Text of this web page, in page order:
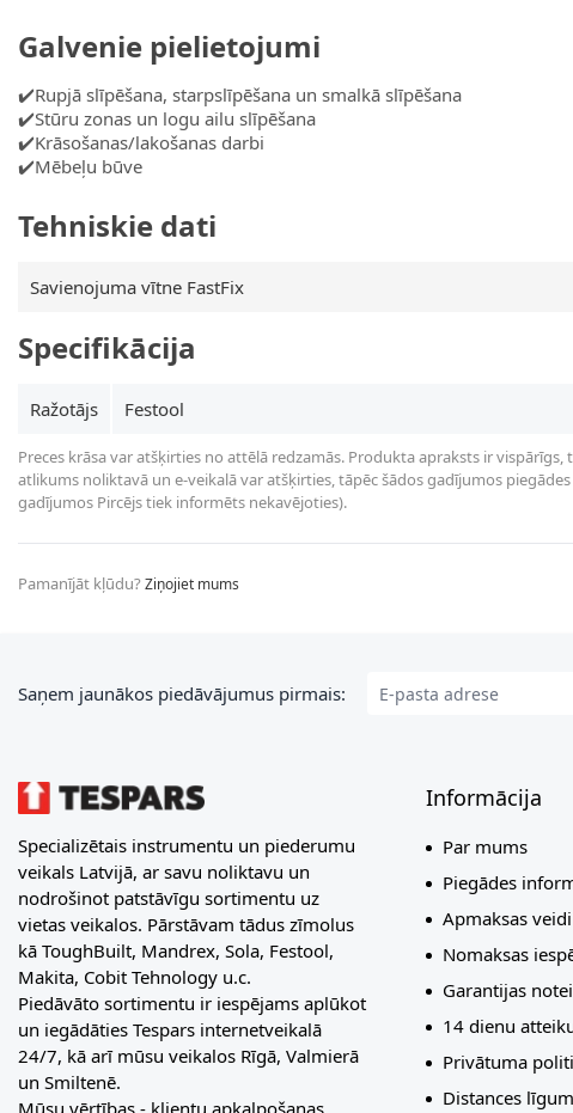
Galvenie pielietojumi
✔️Rupjā slīpēšana, starpslīpēšana un smalkā slīpēšana
✔️Stūru zonas un logu ailu slīpēšana
✔️Krāsošanas/lakošanas darbi
✔️Mēbeļu būve
Tehniskie dati
Savienojuma vītne FastFix
Specifikācija
Ražotājs Festool
Preces krāsa var atšķirties no attēlā redzamās. Produkta apraksts ir
atlikums noliktavā un e-veikalā var atšķirties, tāpēc šādos gadījumos
gadījumos Pircējs tiek informēts nekavējoties).
Pamanījāt kļūdu?Ziņojiet mums
E-pasta adrese
Saņem jaunākos piedāvājumus pirmais:
Specializētais instrumentu un piederumu
veikals Latvijā, ar savu noliktavu un
nodrošinot patstāvīgu sortimentu uz
vietas veikalos. Pārstāvam tādus zīmolus
kā ToughBuilt, Mandrex, Sola, Festool,
Makita, Cobit Tehnology u.c.
Piedāvāto sortimentu ir iespējams aplūkot
un iegādāties Tespars internetveikalā
24/7, kā arī mūsu veikalos Rīgā, Valmierā
un Smiltenē.
Mūsu vērtības - klientu apkalpošanas
Informācija
Par mums
Piegādes
Apmaksas veidi
Nomaksas
Garantijas
14 dienu
Privātuma
Distances